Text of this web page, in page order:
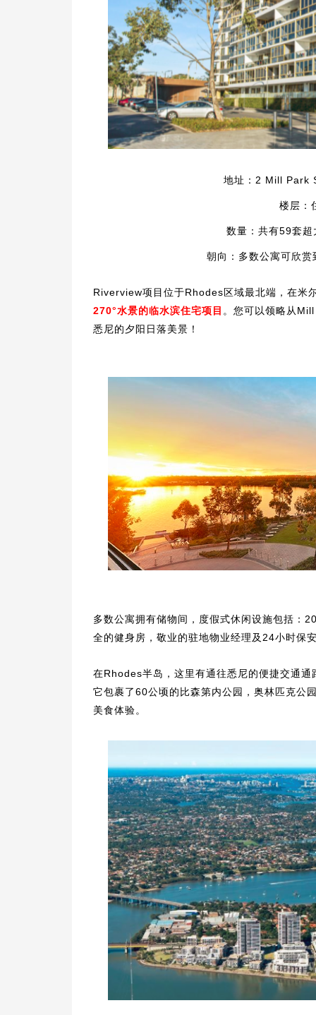
地址：2 Mill Park
楼层：
数量：共有59套
朝向：多数公寓可欣
Riverview项目位于Rhodes区域最北端， 在米
270°水景的临水滨住宅项目 。您可以领略从
悉尼的夕阳日落美景！
多数公寓拥有储物间，度假式休闲设施包括：
全的健身房，敬业的驻地物业经理及24小时保
在Rhodes半岛，这里有通往悉尼的便捷交通
它包裹了60公顷的比森第内公园，奥林匹克公
美食体验。